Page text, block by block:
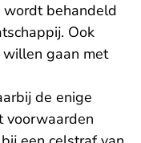
behandeld
Ook
gaan met
de enige
voorwaarden